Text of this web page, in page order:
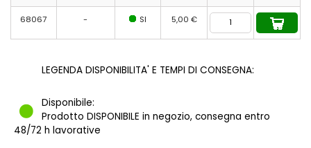
68067 - SI 5,00 €
LEGENDA DISPONIBILITA' E TEMPI DI CONSEGNA:
Disponibile:
Prodotto DISPONIBILE in negozio, consegna entro
48/72 h lavorative